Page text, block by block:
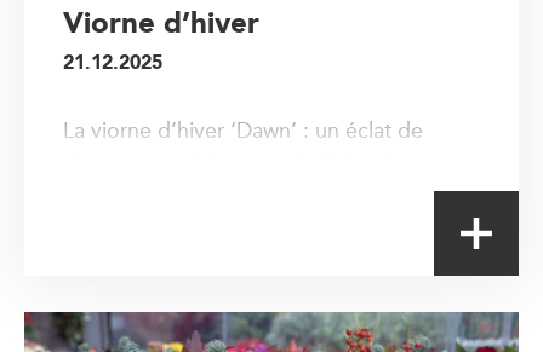
Viorne d’hiver
21.12.2025
La viorne d’hiver ‘Dawn’ : un éclat de